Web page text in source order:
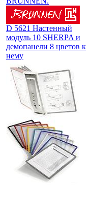
D 5621 Настенный
модуль 10 SHERPA и
демопанели 8 цветов к
нему